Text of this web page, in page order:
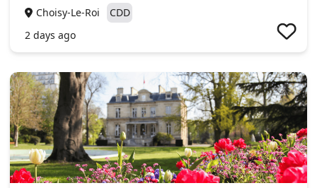
Choisy-Le-Roi
CDD
2 days ago